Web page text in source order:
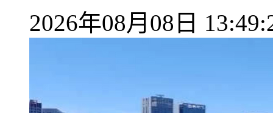
2026年08月08日